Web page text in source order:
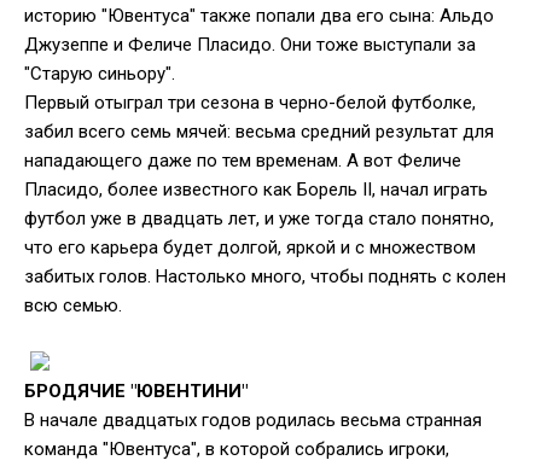
историю "Ювентуса" также попали два его сына: Альдо
Джузеппе и Феличе Пласидо. Они тоже выступали за
"Старую синьору".
Первый отыграл три сезона в черно-белой футболке,
забил всего семь мячей: весьма средний результат для
нападающего даже по тем временам. А вот Феличе
Пласидо, более известного как Борель II, начал играть
футбол уже в двадцать лет, и уже тогда стало понятно,
что его карьера будет долгой, яркой и с множеством
забитых голов. Настолько много, чтобы поднять с колен
всю семью.
БРОДЯЧИЕ "ЮВЕНТИНИ"
В начале двадцатых годов родилась весьма странная
команда "Ювентуса", в которой собрались игроки,